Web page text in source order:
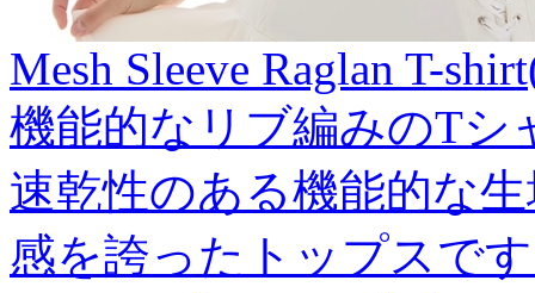
Mesh Sleeve Raglan T-
機能的なリブ編みのTシ
速乾性のある機能的な
感を誇ったトップスで